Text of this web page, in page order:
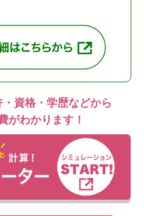
資格・学歴などから
がわかります！